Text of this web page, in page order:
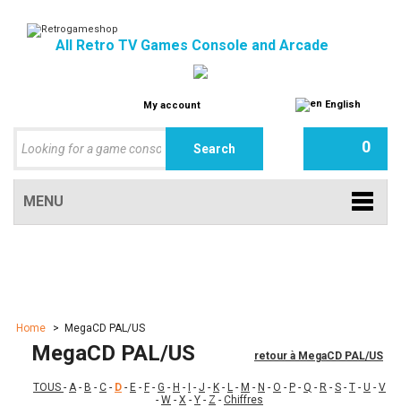
All Retro TV Games Console and Arcade
My account English
0
MENU
Home > MegaCD PAL/US
retour à MegaCD PAL/US
MegaCD PAL/US
TOUS - A- B - C - D - E - F - G - H - - J - K - L - M - N - O - P - Q - R - S - T - U - V
- W - X - Y - Z - Chiffres